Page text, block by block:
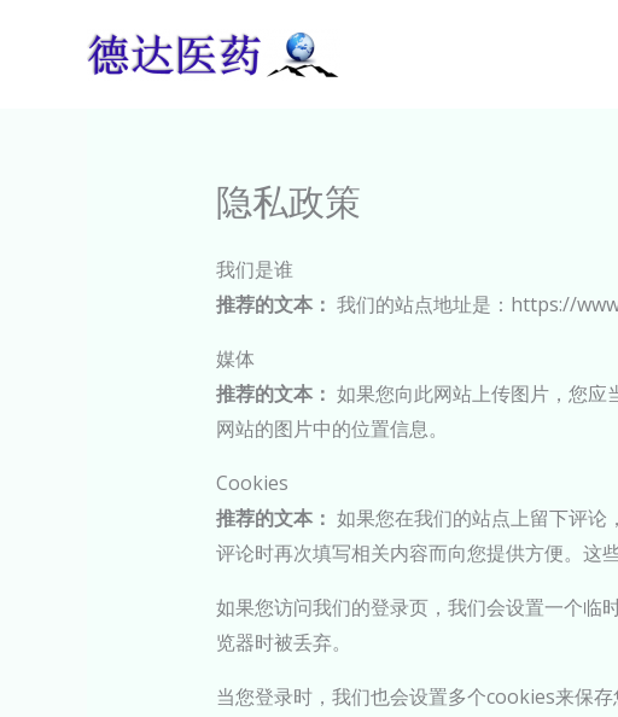
隐私政策
我们是谁
推荐的文本： 我们的站点地址是：https://
媒体
推荐的文本： 如果您向此网站上传图片，您应
网站的图片中的位置信息。
Cookies
推荐的文本： 如果您在我们的站点上留下评
评论时再次填写相关内容而向您提供方便。这
如果您访问我们的登录页，我们会设置一个
览器时被丢弃。
当您登录时，我们也会设置多个cookies来保